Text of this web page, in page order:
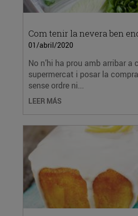
Com tenir la nevera ben
01/abril/2020
No n’hi ha prou amb arribar a
supermercat i posar la
sense ordre ni...
LEER MÁS